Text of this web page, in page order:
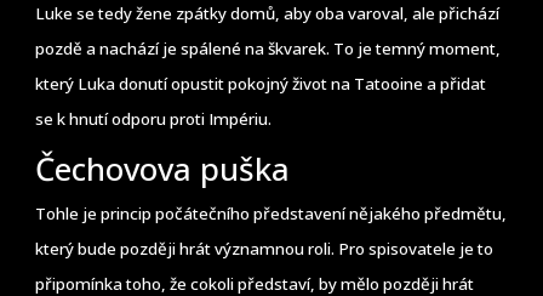
Luke se tedy žene zpátky domů, aby oba varoval, ale přichází
pozdě a nachází je spálené na škvarek. To je temný moment,
který Luka donutí opustit pokojný život na Tatooine a přidat
se k hnutí odporu proti Impériu.
Čechovova puška
Tohle je princip počátečního představení nějakého předmětu,
který bude později hrát významnou roli. Pro spisovatele je to
připomínka toho, že cokoli představí, by mělo později hrát